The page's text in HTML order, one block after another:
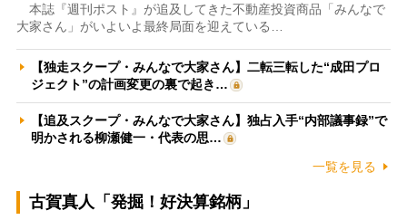
本誌『週刊ポスト』が追及してきた不動産投資商品「みんなで
大家さん」がいよいよ最終局面を迎えている…
【独走スクープ・みんなで大家さん】二転三転した“成田プロ
ジェクト”の計画変更の裏で起き…
【追及スクープ・みんなで大家さん】独占入手“内部議事録”で
明かされる柳瀬健一・代表の思…
一覧を見る
古賀真人「発掘！好決算銘柄」